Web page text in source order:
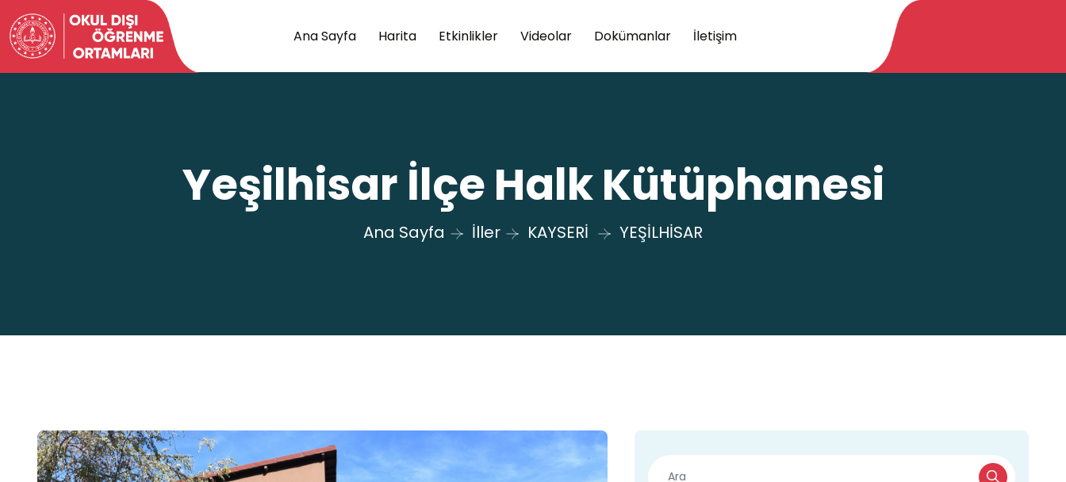
Ana Sayfa Harita Etkinlikler Videolar Dokümanlar İletişim
Yeşilhisar İlçe Halk Kütüphanesi
Ana Sayfa İller KAYSERİ YEŞİLHİSAR